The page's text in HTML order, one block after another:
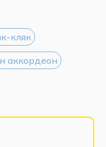
кляк
аккордеон